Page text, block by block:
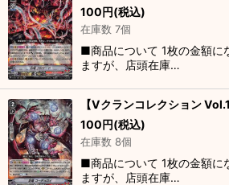
100円(税込)
在庫数 7個
■商品について 1枚の金額に
ますが、店頭在庫…
【Vクランコレクション
100円(税込)
在庫数 8個
■商品について 1枚の金額に
ますが、店頭在庫…